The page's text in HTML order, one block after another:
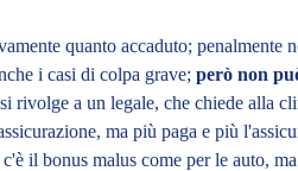
quanto accaduto; penalmente
i casi di colpa grave;però non
rivolge a un legale, che chiede alla
ma più paga e più
il bonus malus come per le auto,